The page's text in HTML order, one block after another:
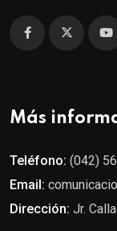
Más
Teléfono: (042)
Email:
Dirección: Jr.